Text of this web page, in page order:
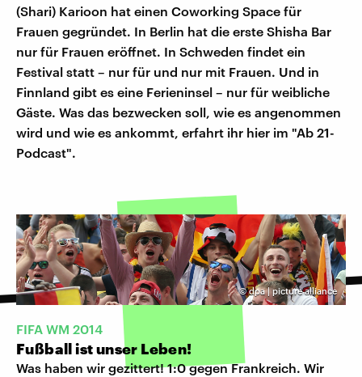
(Shari) Karioon hat einen Coworking Space für
Frauen gegründet. In Berlin hat die erste Shisha Bar
nur für Frauen eröffnet. In Schweden findet ein
Festival statt – nur für und nur mit Frauen. Und in
Finnland gibt es eine Ferieninsel – nur für weibliche
Gäste. Was das bezwecken soll, wie es angenommen
wird und wie es ankommt, erfahrt ihr hier im "Ab 21-
Podcast".
©dpa | picture alliance
FIFA WM 2014
Fußball ist unser Leben!
Was haben wir gezittert! 1:0 gegen Frankreich. Wir